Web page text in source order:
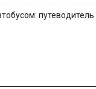
путеводитель